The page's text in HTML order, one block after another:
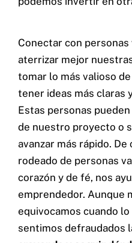
Conectar con
aterrizar mejor
tomar lo más valioso
tener ideas más claras
Estas personas
de nuestro proyecto o
avanzar más rápido.
rodeado de personas
corazón y de fé, nos
emprendedor. Aunque
equivocamos cuando
sentimos defraudados